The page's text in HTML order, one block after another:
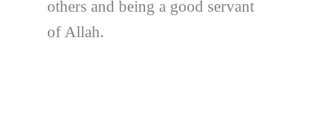
others and being a good servant
of Allah.